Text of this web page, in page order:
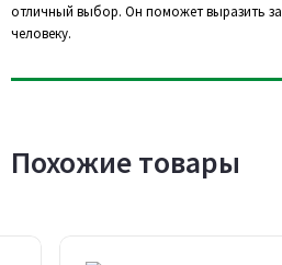
отличный выбор. Он поможет выразить
человеку.
Похожие товары